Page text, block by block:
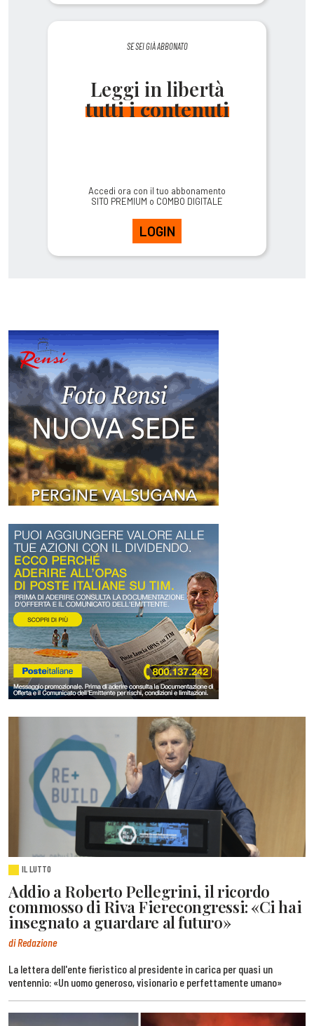
SE SEI GIÀ ABBONATO
Leggi in libertà
tutti i contenuti
Accedi ora con il tuo abbonamento
SITO PREMIUM o COMBO DIGITALE
LOGIN
IL LUTTO
Addio a Roberto Pellegrini, il ricordo
commosso di Riva Fierecongressi: «Ci hai
insegnato a guardare al futuro»
di Redazione
La lettera dell'ente fieristico al presidente in carica per quasi un
ventennio: «Un uomo generoso, visionario e perfettamente umano»